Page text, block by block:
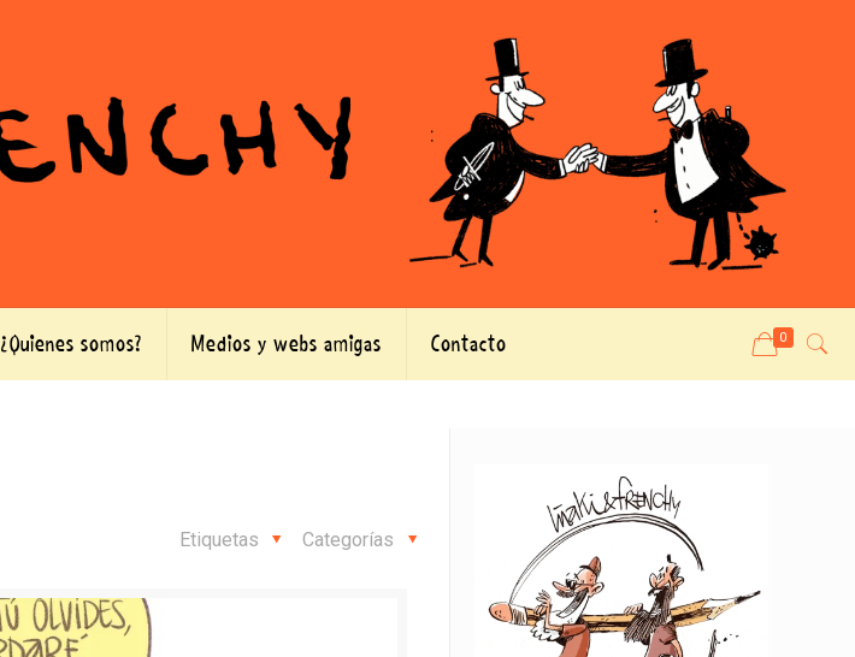
¿Quienes somos? Medios y webs amigas Contacto 0
Categorías
Etiquetas